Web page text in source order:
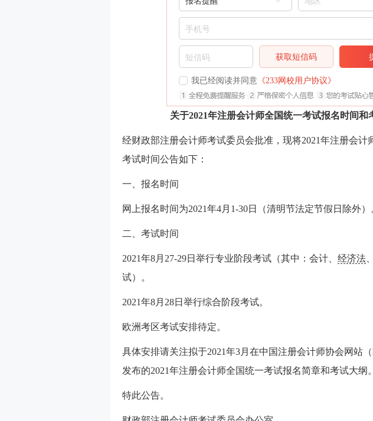
获取短信码
我已经阅读并同意 《233网校用户协议》
关于2021年注册会计师全国统一考试报名时间和
经财政部注册会计师考试委员会批准，现将2021年注册会计
考试时间公告如下：
一、报名时间
网上报名时间为2021年4月1-30日（清明节法定节假日除外）
二、考试时间
2021年8月27-29日举行专业阶段考试（其中：会计、 经济法
试）。
2021年8月28日举行综合阶段考试。
欧洲考区考试安排待定。
具体安排请关注拟于2021年3月在中国注册会计师协会网站（
发布的2021年注册会计师全国统一考试报名简章和考试大纲。
特此公告。